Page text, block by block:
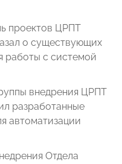
проектов ЦРПТ
о существующих
работы с системой
внедрения ЦРПТ
разработанные
автоматизации
Отдела